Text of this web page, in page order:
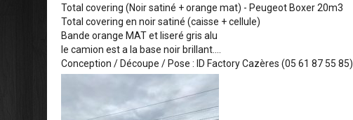
Total covering (Noir satiné + orange mat) - Peugeot Boxer 20m3
Total covering en noir satiné (caisse + cellule)
Bande orange MAT et liseré gris alu
le camion est a la base noir brillant....
Conception / Découpe / Pose : ID Factory Cazères (05 61 87 55 85)